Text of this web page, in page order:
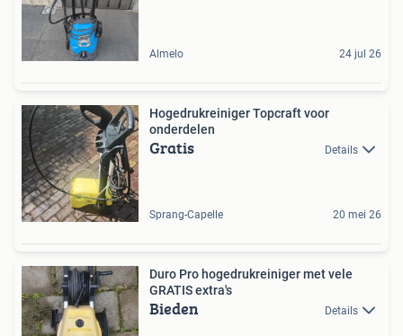
Almelo 24 jul 26
Hogedrukreiniger Topcraft voor
onderdelen
Gratis Details
Sprang-Capelle 20 mei 26
Duro Pro hogedrukreiniger met vele
GRATIS extra's
Bieden Details